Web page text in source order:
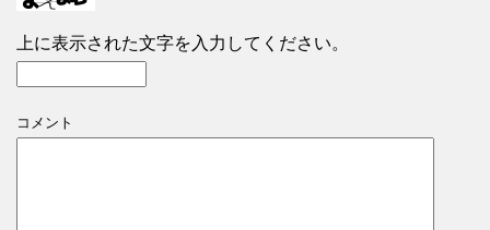
上に表示された文字を入力してください。
コメント